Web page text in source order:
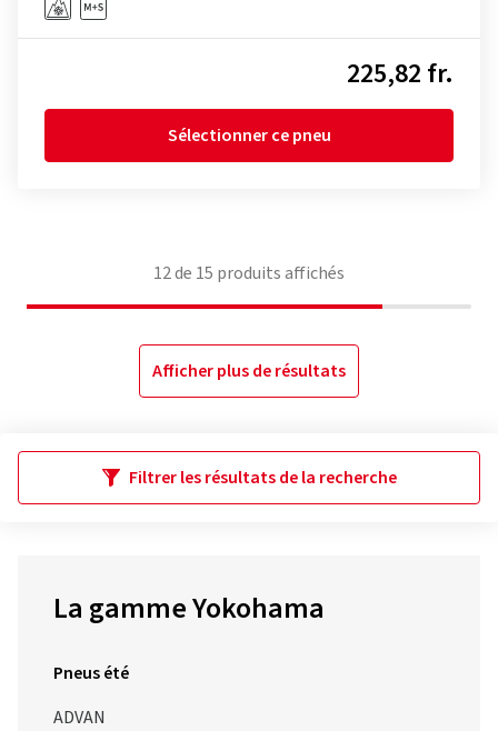
225,82 fr.
Sélectionner ce pneu
12de 15 produits affichés
Afficher plus de résultats
Filtrer les résultats de la recherche
La gamme Yokohama
Pneus été
ADVAN